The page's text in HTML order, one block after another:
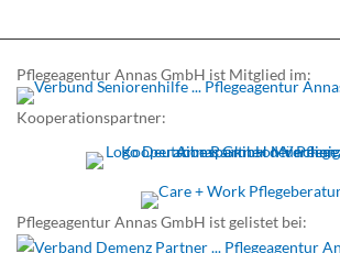
Pflegeagentur Annas GmbH ist Mitglied im:
Kooperationspartner:
Pflegeagentur Annas GmbH ist gelistet bei: